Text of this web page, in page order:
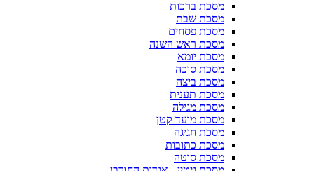
מסכת ברכות
מסכת שבת
מסכת פסחים
מסכת ראש השנה
מסכת יומא
מסכת סוכה
מסכת ביצה
מסכת תענית
מסכת מגילה
מסכת מועד קטן
מסכת חגיגה
מסכת כתובות
מסכת סוטה